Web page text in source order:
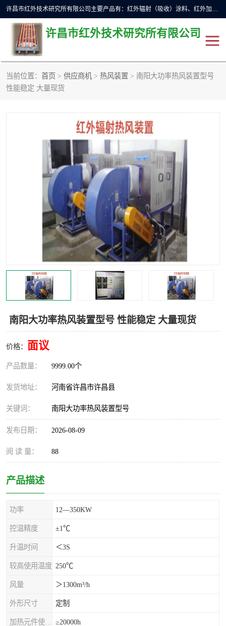
许昌市红外技术研究所有限公司主要产品有：红外辐射（吸收）涂料、红外加热元件、红外辐射加热模块（板）、红外辐射加热炉（箱）、快速红外辐射加热器、系列高端红外加热实验设备、系列红外加热控制器等。
许昌市红外技术研究所有限公司
当前位置： 首页 > 供应商机 > 热风装置 > 南阳大功率热风装置型号
性能稳定 大量现货
南阳大功率热风装置型号 性能稳定 大量现货
价格： 面议
产品数量： 9999.00个
发货地址： 河南省许昌市许昌县
关键词： 南阳大功率热风装置型号
发布日期： 2026-08-09
阅 读 量： 88
产品描述
功率 12—350KW
控温精度 ±1℃
升温时间 ＜3S
较高使用温度 250℃
风量 ＞1300m³/h
外形尺寸 定制
≥20000h
红外加热设备
红外辐射加热模块 定制红外加热实验设备
红外加热元件 红外辐射吸收涂料
高端红外加热实验设备 电工电气
高温涂料 红外加热控制器
热环境试验设备
红外辐射表面材料 定波长红外辐射加热器
快速红外辐射聚焦炉 烤箱烘箱